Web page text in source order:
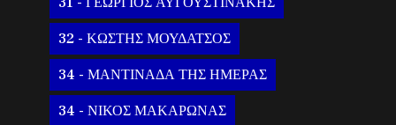
32 - ΚΩΣΤΗΣ ΜΟΥΔΑΤΣΟΣ
34 - ΜΑΝΤΙΝΑΔΑ ΤΗΣ ΗΜΕΡΑΣ
34 - ΝΙΚΟΣ ΜΑΚΑΡΩΝΑΣ